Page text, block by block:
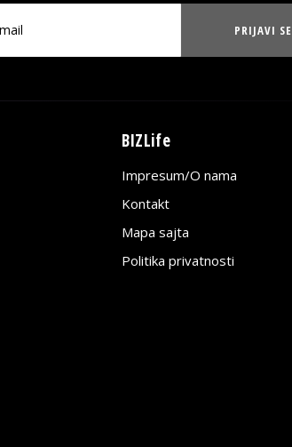
PRIJAVI SE
BIZLife
Impresum/O nama
Kontakt
Mapa sajta
Politika privatnosti